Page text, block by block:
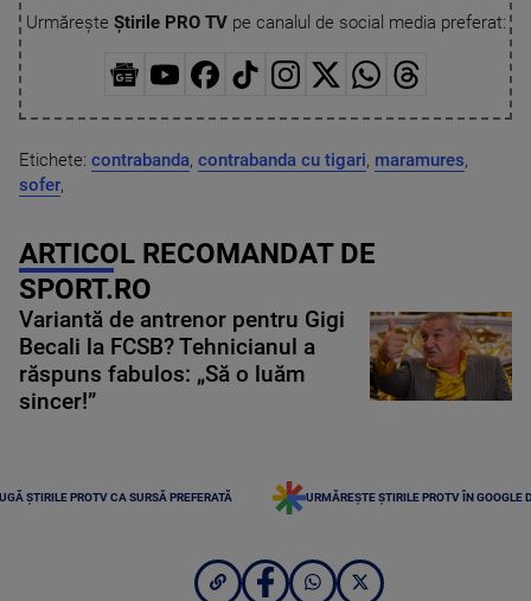
Urmărește Știrile PRO TVpe canalul de social media preferat:
Etichete: contrabanda, contrabanda cu tigari, maramures,
sofer,
ARTICOL RECOMANDAT DE
SPORT.RO
Variantă de antrenor pentru Gigi
Becali la FCSB? Tehnicianul a
răspuns fabulos: „Să o luăm
sincer!”
ȘTIRILE PROTV CA SURSĂ PREFERATĂ URMĂREȘTE ȘTIRILE PROTV ÎN GOOGLE